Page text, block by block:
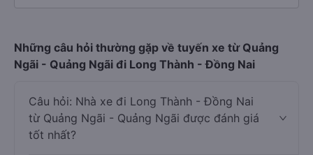
Những câu hỏi thường gặp về tuyến xe từ Quảng
Ngãi - Quảng Ngãi đi Long Thành - Đồng Nai
Câu hỏi: Nhà xe đi Long Thành - Đồng Nai
từ Quảng Ngãi - Quảng Ngãi được đánh giá
tốt nhất?